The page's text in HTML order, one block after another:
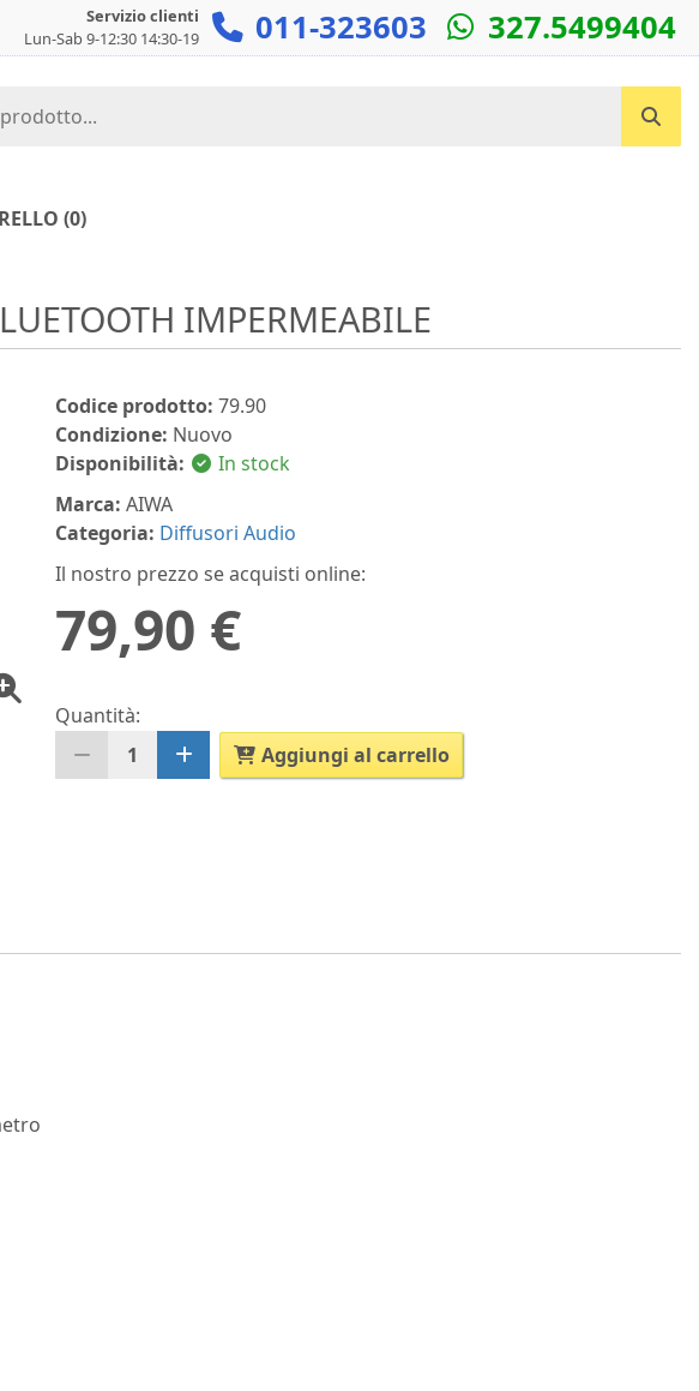
Servizio clienti
Lun-Sab 9-12:30 14:30-19
011-323603 327.5499404
Cerca un prodotto...
(0)
IMPERMEABILE
Codice prodotto: 79.90
Condizione: Nuovo
Disponibilità:
In stock
Marca: AIWA
Categoria: Diffusori Audio
Il nostro prezzo se acquisti online:
79,90 €
Quantità:
1
Aggiungi al carrello